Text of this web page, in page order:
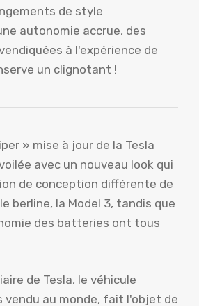
de style
autonomie accrue, des
à l'expérience de
un clignotant !
» mise à jour de la Tesla
avec un nouveau look qui
de conception différente de
berline, la Model 3, tandis que
des batteries ont tous
de Tesla, le véhicule
vendu au monde, fait l'objet de